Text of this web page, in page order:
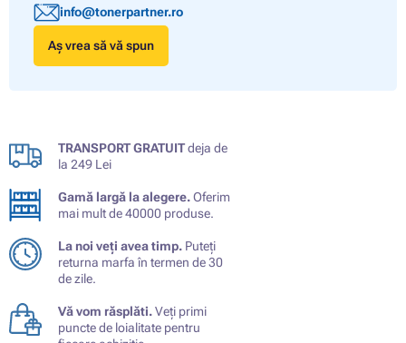
info@tonerpartner.ro
Aș vrea să vă spun
TRANSPORT GRATUITdeja de
la 249 Lei
Gamă largă la alegere.Oferim
mai mult de 40000 produse.
La noi veți avea timp. Puteți
returna marfa în termen de 30
de zile.
Vă vom răsplăti.Veți primi
puncte de loialitate pentru